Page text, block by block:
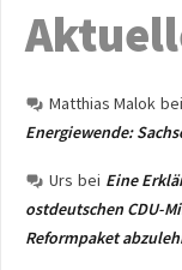
Matthias Malok bei
Energiewende:
Urs bei Eine
ostdeutschen CDU-
Reformpaket